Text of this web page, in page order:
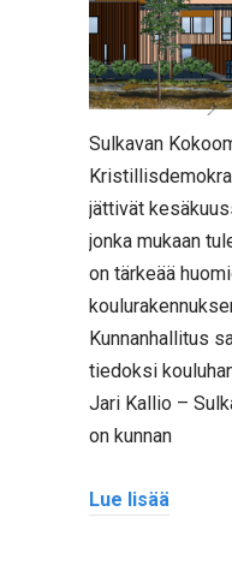
Sulkavan
jättivät
jonka mukaan
on tärkeää
Kunnanhallitus
tiedoksi
Jari Kallio –
on kunnan
Lue lisää